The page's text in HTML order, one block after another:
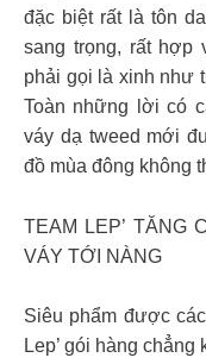
đặc biệt rất là tôn
sang trọng, rất hợp
phải gọi là xinh như
Toàn những lời có
váy dạ tweed mới
đồ mùa đông không
TEAM LEP’ TĂNG
VÁY TỚI NÀNG
Siêu phẩm được
Lep’ gói hàng